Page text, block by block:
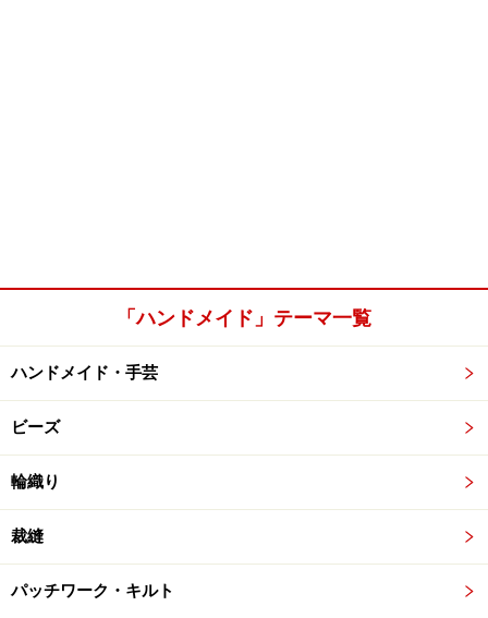
「ハンドメイド」テーマ一覧
ハンドメイド・手芸
ビーズ
輪織り
裁縫
パッチワーク・キルト